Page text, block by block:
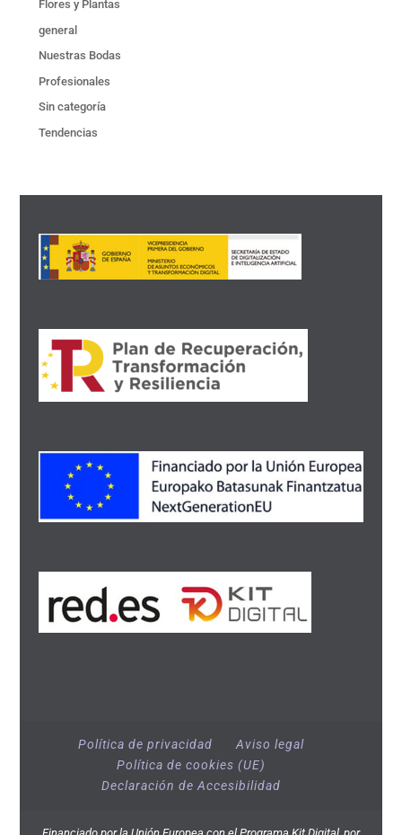
Flores y Plantas
general
Nuestras Bodas
Profesionales
Sin categoría
Tendencias
Política de privacidad
Aviso legal
Política de cookies (UE)
Declaración de Accesibilidad